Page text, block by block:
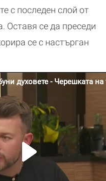
с последен слой от
Оставя се да преседи
се с настърган